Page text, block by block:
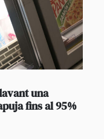
una
fins al 95%